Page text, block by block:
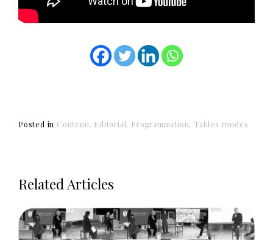
Posted in Contenu Editorial Programmation Tables rondes
Related Articles